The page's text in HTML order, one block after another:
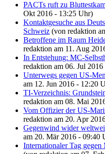
PACTs ruft zu
Okt 2016 - 13:25 Uhr)
Kontaktgesuche aus
Schweiz (von redaktion
Betroffene im Raum
redaktion am 11. Aug
In Entstehung: MC-
redaktion am 06. Jul
Unterwegs gegen US-
am 12. Jun 2016 - 12:20
TI-Verzeichnis:
redaktion am 08. Mai
Vom Offizier der US-
redaktion am 20. Apr
Gegenwind wider
am 20. Mär 2016 - 09:40
Internationaler Tag